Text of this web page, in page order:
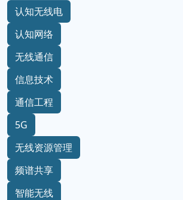
认知无线电
认知网络
无线通信
信息技术
通信工程
5G
无线资源管理
频谱共享
智能无线